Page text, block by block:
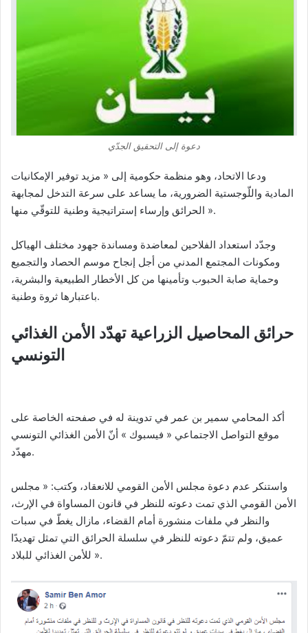
دعوة إلى التحقيق الجدّي
ودعا الاتحاد، وهو منظمة حكومية إلى « مزيد توفير الإمكانيات
المادية واللّوجستية الضرورية، ما يساعد على سرعة التدخل لمجابهة
الحرائق وإرساء إستراتيجية وطنية للتوقّي منها ».
وجدّد استعداد الفلاحين لمعاضدة ومساندة جهود مختلف الهياكل
ومكونات المجتمع المدني من أجل إنجاح موسم الحصاد والتجميع
وحماية صابة الحبوب وتأمينها من كل الأخطار الطبيعية والبشرية،
باعتبارها ثروة وطنية.
حرائق المحاصيل الزراعية تهدّد الأمن الغذائي
التونسي
أكد المحامي سمير بن عمر في تدوينة له في صفحته الخاصة على
موقع التواصل الاجتماعي « فيسبوك » أنّ الأمن الغذائي التونسي
مهدّد.
واستنكر عدم دعوة مجلس الأمن القومي للانعقاد، وكتب: « مجلس
الأمن القومي الذي تمت دعوته للنظر في قانون المساواة في الإرث،
والنظر في ملفات منشورة أمام القضاء، مازال يغطّ في سبات
عميق، ولم تتمّ دعوته للنظر في سلسلة الحرائق التي تمثل تهديدًا
للأمن الغذائي للبلاد ».